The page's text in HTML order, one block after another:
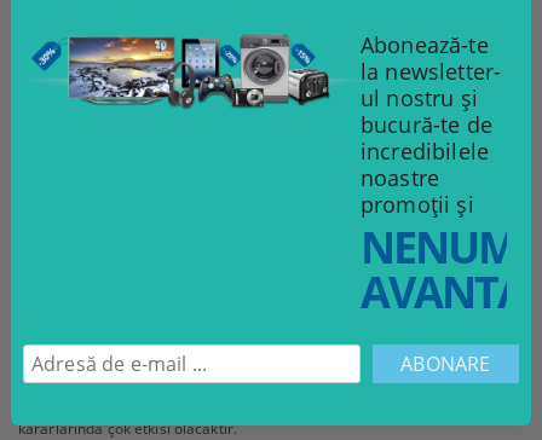
indicând avantajele lor asupra produsului.
Este important să formulați clienților o concluzie cu privire la
caracteristicile tehnice ale produsului, nu să așteptați ca ei să ajungă
singuri la ea.
11 Decembrie 2014 00:46
Puan verme özelliği sayesinde müşterilerinize ürünleri değerlendirme
fırsatı sunuyorsunuz. Böylece potansyel müşteriler daha rahat karar
Olumlu yorumlar satışların hızlıca artmasında önemli rol oynayabilir.
de cătreGDPR 22-05-2018,01 Decembrie 2014 18:34
kararlarında çok etkisi olacaktır.
Abonează-te
la newsletter-
ul nostru și
bucură-te de
incredibilele
noastre
promoții și